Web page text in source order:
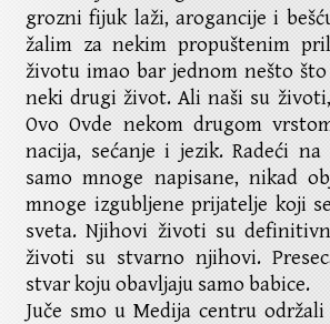
grozni fijuk laži, arogancije i
žalim za nekim propuštenim
životu imao bar jednom nešto
neki drugi život. Ali naši su
Ovo Ovde nekom drugom
nacija, sećanje i jezik. Radeći
samo mnoge napisane, nikad
mnoge izgubljene prijatelje koji
sveta. Njihovi životi su
životi su stvarno njihovi.
stvar koju obavljaju samo babice.
Juče smo u Medija centru